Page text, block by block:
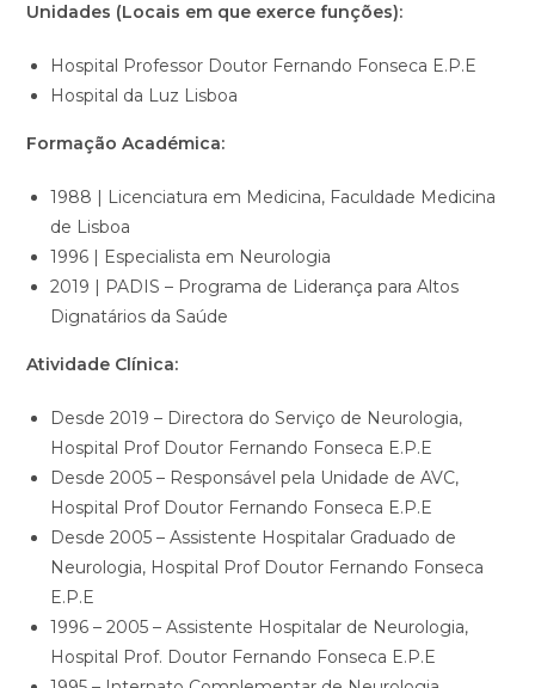
Unidades (Locais em que exerce funções):
Hospital Professor Doutor Fernando Fonseca E.P.E
Hospital da Luz Lisboa
Formação Académica:
1988 | Licenciatura em Medicina, Faculdade Medicina
de Lisboa
1996 | Especialista em Neurologia
2019 | PADIS – Programa de Liderança para Altos
Dignatários da Saúde
Atividade Clínica:
Desde 2019 – Directora do Serviço de Neurologia,
Hospital Prof Doutor Fernando Fonseca E.P.E
Desde 2005 – Responsável pela Unidade de AVC,
Hospital Prof Doutor Fernando Fonseca E.P.E
Desde 2005 – Assistente Hospitalar Graduado de
Neurologia, Hospital Prof Doutor Fernando Fonseca
E.P.E
1996 – 2005 – Assistente Hospitalar de Neurologia,
Hospital Prof. Doutor Fernando Fonseca E.P.E